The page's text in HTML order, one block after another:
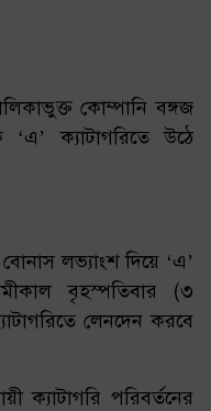
কোম্পানি বঙ্গজ
‘এ’ ক্যাটাগরিতে উঠে
লভ্যাংশ দিয়ে ‘এ’
বৃহস্পতিবার (৩
লেনদেন করবে
ক্যাটাগরি পরিবর্তনের